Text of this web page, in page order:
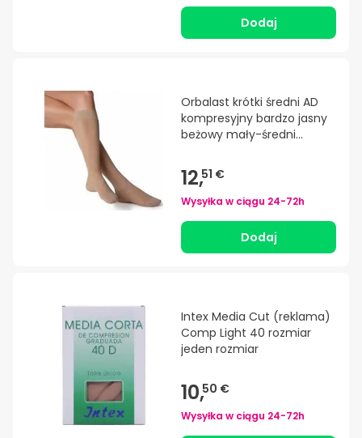
Dodaj
Orbalast krótki średni AD
kompresyjny bardzo jasny
beżowy mały-średni
12,51 €
Wysyłka w ciągu 24-72h
Dodaj
Intex Media Cut (reklama)
Comp Light 40 rozmiar
jeden rozmiar
10,50 €
Wysyłka w ciągu 24-72h